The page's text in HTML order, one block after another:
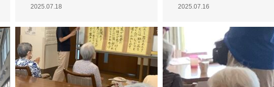
2025.07.18 2025.07.16